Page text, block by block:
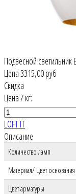
Подвесной светильник
Цена3315,00 руб
Скидка
Цена / кг:
LOFT IT
Описание
Количество ламп
Материал/ Цвет основания
Цвет арматуры